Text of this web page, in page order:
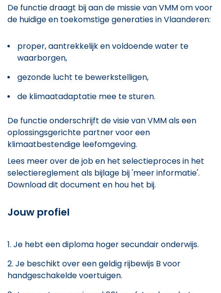
De functie draagt bij aan de missie van VMM om voor
de huidige en toekomstige generaties in Vlaanderen:
proper, aantrekkelijk en voldoende water te
waarborgen,
gezonde lucht te bewerkstelligen,
de klimaatadaptatie mee te sturen.
De functie onderschrijft de visie van VMM als een
oplossingsgerichte partner voor een
klimaatbestendige leefomgeving.
Lees meer over de job en het selectieproces in het
selectiereglement als bijlage bij 'meer informatie'.
Download dit document en hou het bij.
Jouw profiel
Je hebt een diploma hoger secundair onderwijs.
Je beschikt over een geldig rijbewijs B voor
handgeschakelde voertuigen.